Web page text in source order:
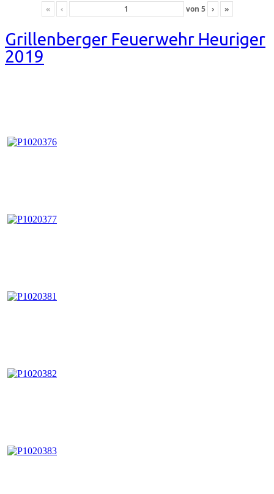
« ‹ von 5 › »
Grillenberger Feuerwehr Heuriger
2019